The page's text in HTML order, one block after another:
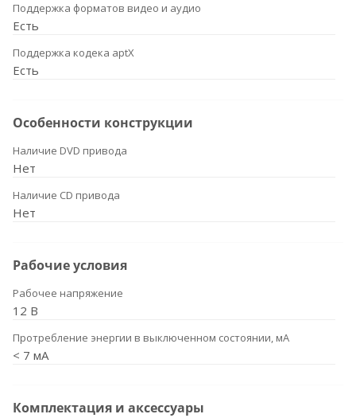
Поддержка форматов видео и аудио
Есть
Поддержка кодека aptX
Есть
Особенности конструкции
Наличие DVD привода
Нет
Наличие CD привода
Нет
Рабочие условия
Рабочее напряжение
12 В
Протребление энергии в выключенном состоянии, мА
< 7 мА
Комплектация и аксессуары